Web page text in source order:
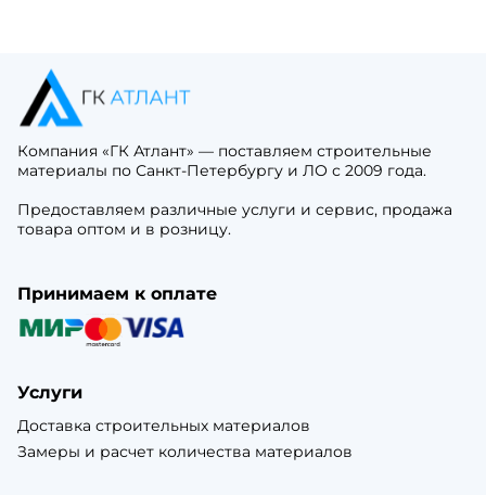
Компания «ГК Атлант» — поставляем строительные
материалы по Санкт-Петербургу и ЛО с 2009 года.
Предоставляем различные услуги и сервис, продажа
товара оптом и в розницу.
Принимаем к оплате
Услуги
Доставка строительных материалов
Замеры и расчет количества материалов